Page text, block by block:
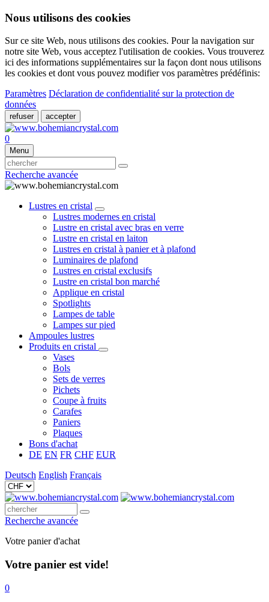
Nous utilisons des cookies
Sur ce site Web, nous utilisons des cookies. Pour la navigation sur
notre site Web, vous acceptez l'utilisation de cookies. Vous trouverez
ici des informations supplémentaires sur la façon dont nous utilisons
les cookies et dont vous pouvez modifier vos paramètres prédéfinis:
Paramètres Déclaration de confidentialité sur la protection de
données
refuser accepter
0
Menu
Recherche avancée
Lustres en cristal
Lustres modernes en cristal
Lustre en cristal avec bras en verre
Lustre en cristal en laiton
Lustres en cristal à panier et à plafond
Luminaires de plafond
Lustres en cristal exclusifs
Lustre en cristal bon marché
Applique en cristal
Spotlights
Lampes de table
Lampes sur pied
Ampoules lustres
Produits en cristal
Vases
Bols
Sets de verres
Pichets
Coupe à fruits
Carafes
Paniers
Plaques
Bons d'achat
DE EN FR CHF EUR
Deutsch English Français
Recherche avancée
Votre panier d'achat
Votre panier est vide!
0